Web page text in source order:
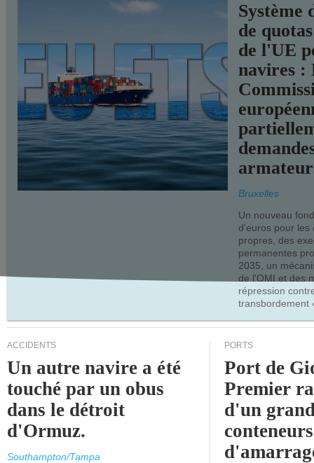
Système
de
de l'UE
navires :
Bruxelles
Un nouveau
d'euros pour les
propres, des
permanentes
2035, un
de l'OMI et des
répression
transbordement
ACCIDENTS
Un autre navire a été
touché par un obus
dans le détroit
d'Ormuz.
Southampton/Tampa
PORTS
Port de
Premier
d'un